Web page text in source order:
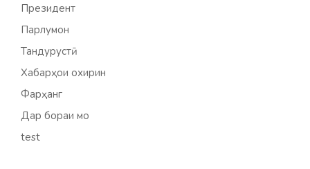
Президент
Парлумон
Тандурустӣ
Хабарҳои охирин
Фарҳанг
Дар бораи мо
test